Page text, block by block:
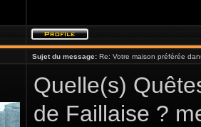
Sujet du message: Re: Votre maison préférée
Quelle(s)
de Faillaise ?